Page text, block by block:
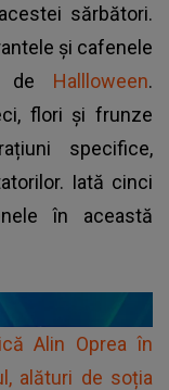
sărbători.
și cafenele
de Hallloween.
flori și frunze
specifice,
Iată cinci
în această
Alin Oprea în
alături de soția